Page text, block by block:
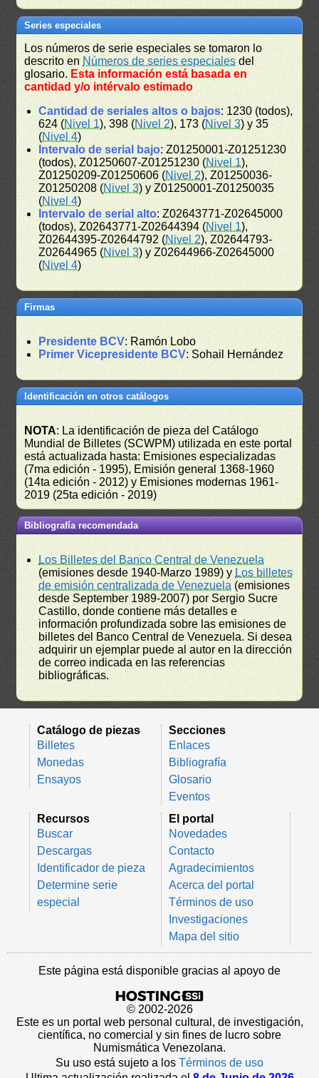
Series especiales
Los números de serie especiales se tomaron lo
descrito en Números de series especiales del
glosario. Esta información está basada en
cantidad y/o intérvalo estimado
Cantidad de seriales altos o bajos: 1230 (todos),
624 (Nivel 1), 398 (Nivel 2), 173 (Nivel 3) y 35
(Nivel 4)
Intervalo de serial bajo: Z01250001-Z01251230
(todos), Z01250607-Z01251230 (Nivel 1),
Z01250209-Z01250606 (Nivel 2), Z01250036-
Z01250208 (Nivel 3) y Z01250001-Z01250035
(Nivel 4)
Intervalo de serial alto: Z02643771-Z02645000
(todos), Z02643771-Z02644394 (Nivel 1),
Z02644395-Z02644792 (Nivel 2), Z02644793-
Z02644965 (Nivel 3) y Z02644966-Z02645000
(Nivel 4)
Firmas
Presidente BCV: Ramón Lobo
Primer Vicepresidente BCV: Sohail Hernández
Identificación en otros catálogos
NOTA: La identificación de pieza del Catálogo
Mundial de Billetes (SCWPM) utilizada en este portal
está actualizada hasta: Emisiones especializadas
(7ma edición - 1995), Emisión general 1368-1960
(14ta edición - 2012) y Emisiones modernas 1961-
2019 (25ta edición - 2019)
Bibliografía recomendada
Los Billetes del Banco Central de Venezuela
(emisiones desde 1940-Marzo 1989) y Los billetes
de emisión centralizada de Venezuela (emisiones
desde September 1989-2007) por Sergio Sucre
Castillo, donde contiene más detalles e
información profundizada sobre las emisiones de
billetes del Banco Central de Venezuela. Si desea
adquirir un ejemplar puede al autor en la dirección
de correo indicada en las referencias
bibliográficas.
Catálogo de piezas
Billetes
Monedas
Ensayos
Secciones
Enlaces
Bibliografía
Glosario
Eventos
Recursos
Buscar
Descargas
Identificador de pieza
Determine serie
especial
El portal
Novedades
Contacto
Agradecimientos
Acerca del portal
Términos de uso
Investigaciones
Mapa del sitio
Este página está disponible gracias al apoyo de
© 2002-2026
Este es un portal web personal cultural, de investigación,
científica, no comercial y sin fines de lucro sobre
Numismática Venezolana.
Su uso está sujeto a los Términos de uso